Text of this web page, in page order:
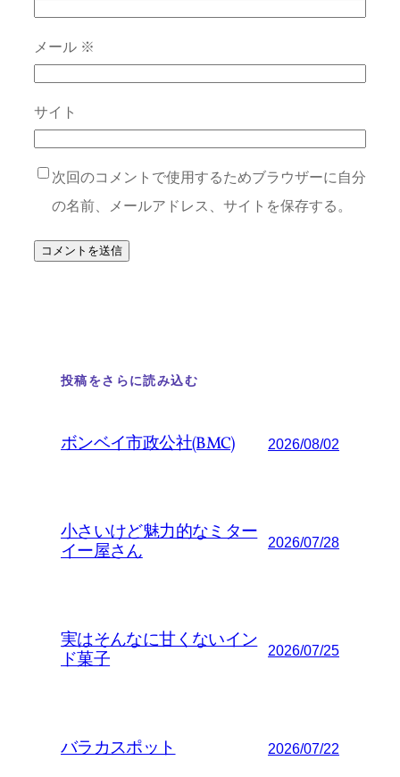
メール ※
サイト
次回のコメントで使用するためブラウザーに自分
の名前、メールアドレス、サイトを保存する。
投稿をさらに読み込む
ボンベイ市政公社(BMC) 2026/08/02
小さいけど魅力的なミター
イー屋さん
2026/07/28
実はそんなに甘くないイン
ド菓子
2026/07/25
バラカスポット 2026/07/22